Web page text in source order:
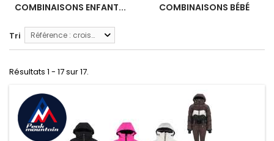
COMBINAISONS ENFANT... COMBINAISONS BÉBÉ
Tri Référence : croissante
Résultats 1 - 17 sur 17.